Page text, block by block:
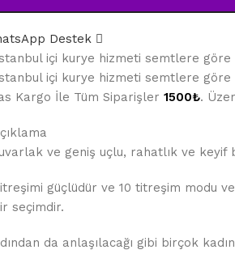
Destek
içi kurye hizmeti semtlere göre
içi kurye hizmeti semtlere göre
Kargo İle Tüm Siparişler 1500₺.
ve geniş uçlu, rahatlık ve
güçlüdür ve 10 titreşim modu
seçimdir.
da anlaşılacağı gibi birçok